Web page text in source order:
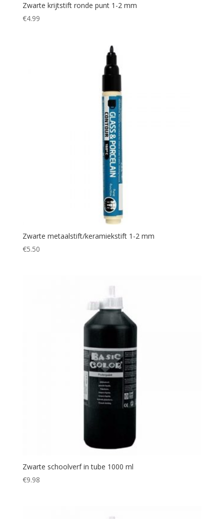
Zwarte krijtstift ronde punt 1-2 mm
€4.99
Zwarte metaalstift/keramiekstift 1-2 mm
€5.50
Zwarte schoolverf in tube 1000 ml
€9.98